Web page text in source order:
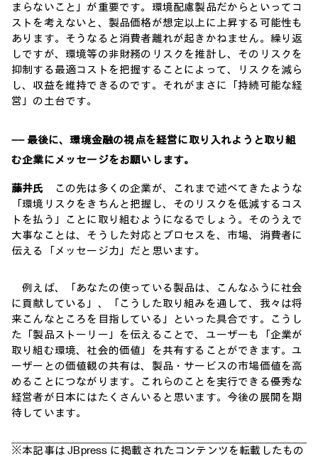
まらないこと」が重要です。環境配慮製品だからといってコ
ストを考えないと、製品価格が想定以上に上昇する可能性も
あります。そうなると消費者離れが起きかねません。繰り返
しですが、環境等の非財務のリスクを推計し、そのリスクを
抑制する最適コストを把握することによって、リスクを減ら
し、収益を維持できるのです。それがまさに「持続可能な経
営」の土台です。
―― 最後に、環境金融の視点を経営に取り入れようと取り組
む企業にメッセージをお願いします。
藤井氏 この先は多くの企業が、これまで述べてきたような
「環境リスクをきちんと把握し、そのリスクを低減するコス
トを払う」ことに取り組むようになるでしょう。そのうえで
大事なことは、そうした対応とプロセスを、市場、消費者に
伝える「メッセージ力」だと思います。
例えば、「あなたの使っている製品は、こんなふうに社会
に貢献している」、「こうした取り組みを通して、我々は将
来こんなところを目指している」といった具合です。こうし
た「製品ストーリー」を伝えることで、ユーザーも「企業が
取り組む環境、社会的価値」を共有することができます。ユ
ーザーとの価値観の共有は、製品・サービスの市場価値を高
めることにつながります。これらのことを実行できる優秀な
経営者が日本にはたくさんいると思います。今後の展開を期
待しています。
※本記事は JBpress に掲載されたコンテンツを転載したもの